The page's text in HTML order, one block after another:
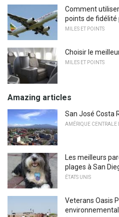
Comment
points de fidélité
MILES ET POINTS
Choisir le
MILES ET POINTS
Amazing articles
San José Costa
AMÉRIQUE CENTRALE
Les meilleurs
plages à San
ÉTATS UNIS
Veterans Oasis